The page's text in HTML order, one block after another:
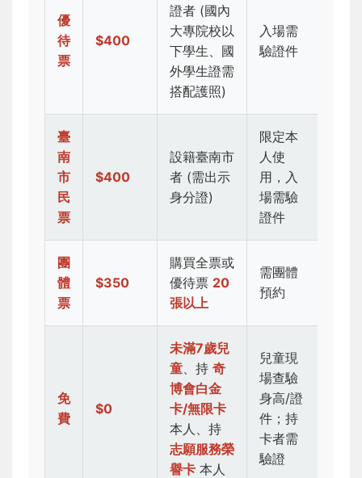
優
待
票
$400
證者 (國內
大專院校以
下學生、國
外學生證需
搭配護照)
入場需
驗證件
臺
南
市
民
票
$400
設籍臺南市
者 (需出示
身分證)
限定本
人使
用，入
場需驗
證件
團
體
票
$350
購買全票或
優待票 20
張以上
需團體
預約
免
費
$0
未滿7歲兒
童 、持 奇
博會白金
卡/無限卡
本人、持
志願服務榮
譽卡 本人
兒童現
場查驗
身高/證
件；持
卡者需
驗證